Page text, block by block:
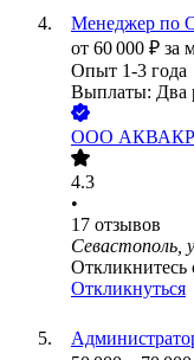
Менеджер по
от 60 000 ₽ за
Опыт 1-3 года
Выплаты: Два
ООО
4.3
•
17 отзывов
Севастополь,
Откликнитесь
Откликнуться